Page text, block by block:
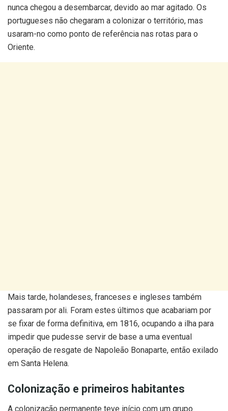
nunca chegou a desembarcar, devido ao mar agitado. Os
portugueses não chegaram a colonizar o território, mas
usaram-no como ponto de referência nas rotas para o
Oriente.
Mais tarde, holandeses, franceses e ingleses também
passaram por ali. Foram estes últimos que acabariam por
se fixar de forma definitiva, em 1816, ocupando a ilha para
impedir que pudesse servir de base a uma eventual
operação de resgate de Napoleão Bonaparte, então exilado
em Santa Helena.
Colonização e primeiros habitantes
A colonização permanente teve início com um grupo